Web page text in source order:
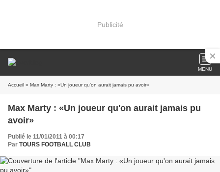
Publicité
MENU
Accueil » Max Marty : «Un joueur qu'on aurait jamais pu avoir»
Max Marty : «Un joueur qu'on aurait jamais pu
avoir»
Publié le 11/01/2011 à 00:17
Par TOURS FOOTBALL CLUB